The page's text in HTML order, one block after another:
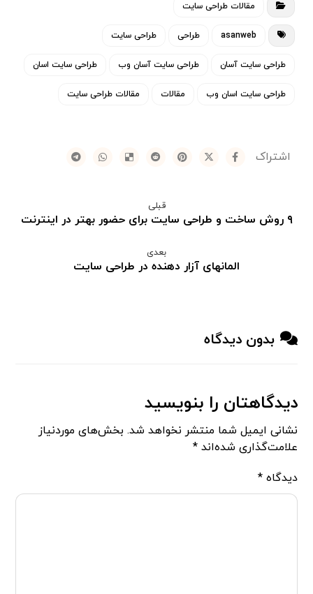
مقالات طراحی سایت
asanweb طراحی طراحی سایت
طراحی سایت آسان طراحی سایت آسان وب طراحی سایت اسان
طراحی سایت اسان وب مقالات مقالات طراحی سایت
قبلی
٩ روش ساخت و طراحی سایت برای حضور بهتر در اینترنت
بعدی
المانهای آزار دهنده در طراحی سایت
بدون دیدگاه
دیدگاهتان را بنویسید
نشانی ایمیل شما منتشر نخواهد شد. بخش‌های موردنیاز
علامت‌گذاری شده‌اند*
دیدگاه*